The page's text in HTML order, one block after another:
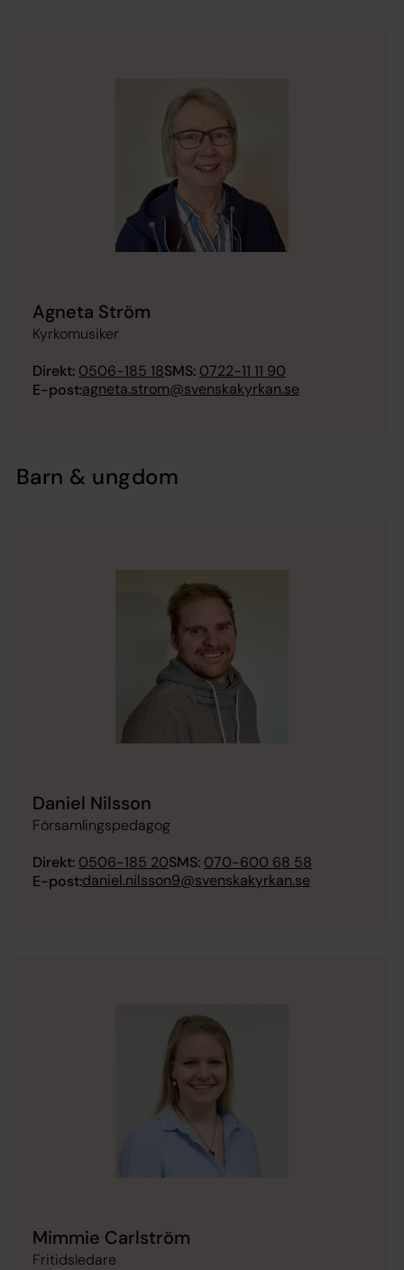
Agneta Ström
Kyrkomusiker
Direkt: 0506-185 18SMS: 0722-11 11 90
E-post:agneta.strom@svenskakyrkan.se
Barn & ungdom
Daniel Nilsson
Församlingspedagog
Direkt: 0506-185 20SMS: 070-600 68 58
E-post:daniel.nilsson9@svenskakyrkan.se
Mimmie Carlström
Fritidsledare